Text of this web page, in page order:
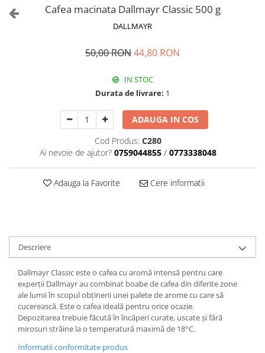
Cafea macinata Dallmayr Classic 500 g
DALLMAYR
50,00 RON44,80 RON
IN STOC
Durata de livrare: 1
ADAUGA IN COS
Cod Produs: C280
Ai nevoie de ajutor? 0759044855 / 0773338048
Adauga la Favorite Cere informatii
Descriere
Dallmayr Classic este o cafea cu aromă intensă pentru care
experții Dallmayr au combinat boabe de cafea din diferite zone
ale lumii în scopul obținerii unei palete de arome cu care să
cucerească. Este o cafea ideală pentru orice ocazie.
Depozitarea trebuie făcută în încăperi curate, uscate și fără
mirosuri străine la o temperatură maximă de 18°C.
Informatii conformitate produs